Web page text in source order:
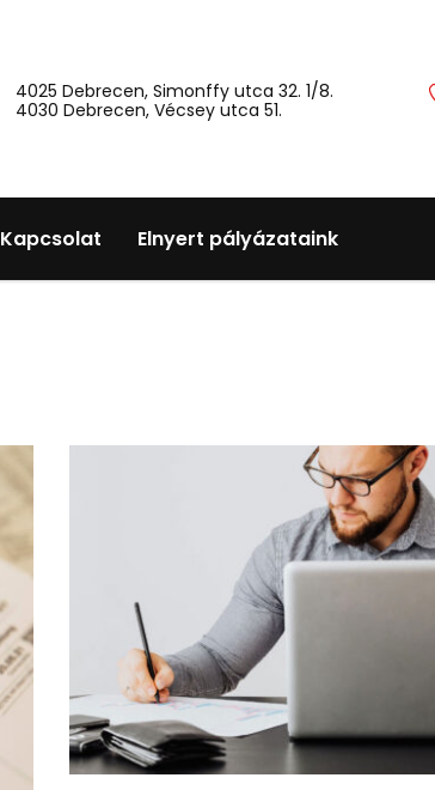
4025 Debrecen, Simonffy utca 32. 1/8.
4030 Debrecen, Vécsey utca 51.
Kapcsolat Elnyert pályázataink